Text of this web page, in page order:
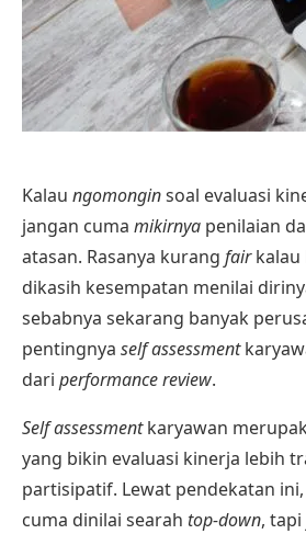
Kalau ngomonginsoal evaluasi
jangan cuma mikirnya penilaian
atasan. Rasanya kurang fairkalau
dikasih kesempatan menilai
sebabnya sekarang banyak
pentingnya self assessment
dari performance review.
Self assessmentkaryawan
yang bikin evaluasi kinerja lebih
partisipatif. Lewat pendekatan
cuma dinilai searah top-down,